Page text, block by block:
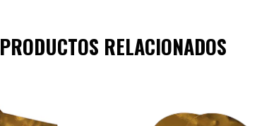
PRODUCTOS RELACIONADOS